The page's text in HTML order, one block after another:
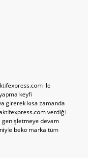
ile
keyfi
girerek kısa zamanda
verdiği
genişletmeye devam
beko marka tüm
çamaşır makinesi